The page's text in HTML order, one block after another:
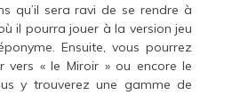
qu’il sera ravi de se rendre à
il pourra jouer à la version jeu
Ensuite, vous pourrez
vers « le Miroir » ou encore le
y trouverez une gamme de